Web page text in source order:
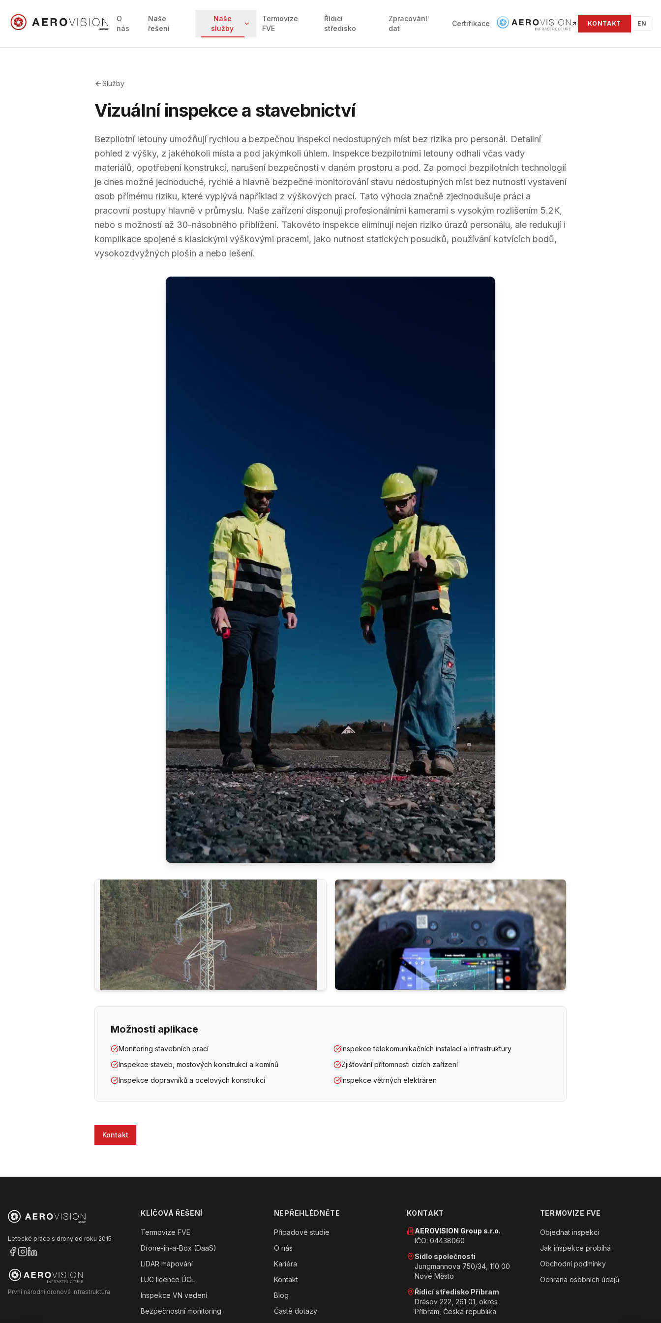
O
nás
Naše
řešení
Naše
služby
Termovize
FVE
Řídicí
středisko
Zpracování
dat
Certifikace KONTAKT EN
Služby
Vizuální inspekce a stavebnictví
Bezpilotní letouny umožňují rychlou a bezpečnou inspekci nedostupných míst bez rizika pro personál. Detailní
pohled z výšky, z jakéhokoli místa a pod jakýmkoli úhlem. Inspekce bezpilotními letouny odhalí včas vady
materiálů, opotřebení konstrukcí, narušení bezpečnosti v daném prostoru a pod. Za pomoci bezpilotních technologií
je dnes možné jednoduché, rychlé a hlavně bezpečné monitorování stavu nedostupných míst bez nutnosti vystavení
osob přímému riziku, které vyplývá například z výškových prací. Tato výhoda značně zjednodušuje práci a
pracovní postupy hlavně v průmyslu. Naše zařízení disponují profesionálními kamerami s vysokým rozlišením 5.2K,
nebo s možností až 30-násobného přiblížení. Takovéto inspekce eliminují nejen riziko úrazů personálu, ale redukují i
komplikace spojené s klasickými výškovými pracemi, jako nutnost statických posudků, používání kotvících bodů,
vysokozdvyžných plošin a nebo lešení.
Možnosti aplikace
Monitoring stavebních prací
Inspekce telekomunikačních instalací a infrastruktury
Inspekce staveb, mostových konstrukcí a komínů
Zjišťování přítomnosti cizích zařízení
Inspekce dopravníků a ocelových konstrukcí
Inspekce větrných elektráren
Kontakt
TERMOVIZE FVE
Objednat inspekci
Jak inspekce probíhá
Obchodní podmínky
Ochrana osobních údajů
Letecké práce s drony od roku 2015
První národní dronová infrastruktura
KLÍČOVÁ ŘEŠENÍ
Termovize FVE
Drone-in-a-Box (DaaS)
LiDAR mapování
LUC licence ÚCL
Inspekce VN vedení
Bezpečnostní monitoring
NEPŘEHLÉDNĚTE
Případové studie
O nás
Kariéra
Kontakt
Blog
Časté dotazy
KONTAKT
AEROVISION Group s.r.o.
IČO: 04438060
Sídlo společnosti
Jungmannova 750/34, 110 00
Nové Město
Řídicí středisko Příbram
Drásov 222, 261 01, okres
Příbram, Česká republika